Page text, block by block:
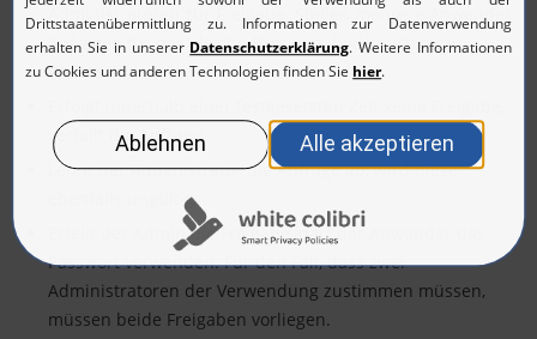
Administratoren zur Freigabe. Stellen mehrere Anwender
Anfragen für das gleiche Passwort, bildet sich eine
Warteschlange.
verfällt die Anfrage.
Lehnt der Administrator die Anfrage ab, wird diese
ebenfalls ungültig.
Erteilt der Admin die Freigabe, darf der Anwender das
Passwort verwenden. Für den Fall, dass zwei
Administratoren der Verwendung zustimmen müssen,
müssen beide Freigaben vorliegen.